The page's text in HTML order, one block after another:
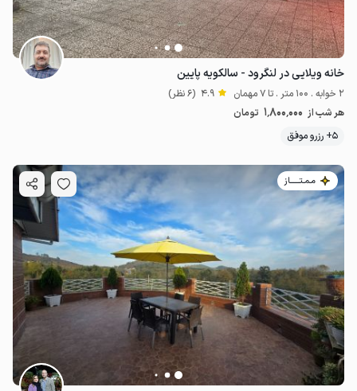
خانه ویلایی در لنگرود - سالکویه پایین
2 خوابه . 100 متر . تا 7 مهمان 4.9 (6 نظر)
هر شب از 1٬800٬000 تومان
5+ رزرو موفق
مـمـتــــــاز